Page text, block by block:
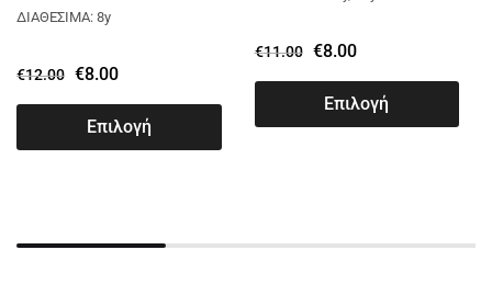
STRAIGHT ΜΑΥΡΟ
ΔΙΑΘΕΣΙΜΑ: 8y
€12.00 €8.00
Επιλογή
€11.00 €8.00
Επιλογή